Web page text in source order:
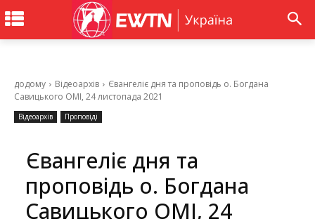
додому Відеоархів
Євангеліє дня та проповідь о. Богдана
Савицького ОМІ, 24 листопада 2021
Відеоархів Проповіді
Євангеліє дня та
проповідь о. Богдана
Савицького ОМІ, 24